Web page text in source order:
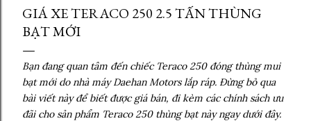
lên Euro 6 trong tương lai gần. So với giai đoạn 2024–
2025, giá xe tải Hyundai năm 2026 không còn tăng mạnh
theo kiểu đột biến. Thay vào đó, giá bán được điều chỉnh
linh hoạt theo từng dòng xe, cấu hình thùng và chính
sách từng đại lý . Các yếu tố ảnh hưởng trực tiếp đến giá
gồm: - Chi phí linh kiện nhập khẩu và lắp ráp trong nước
- Nhu cầu vận tải nội đô và liên tỉnh tăng trở...
GIÁ XE TERACO 250 2.5 TẤN THÙNG
BẠT MỚI
Bạn đang quan tâm đến chiếc Teraco 250 đóng thùng mui
bạt mới do nhà máy Daehan Motors lắp ráp. Đừng bỏ qua
bài viết này để biết được giá bán, đi kèm các chính sách ưu
đãi cho sản phẩm Teraco 250 thùng bạt này ngay dưới đây.